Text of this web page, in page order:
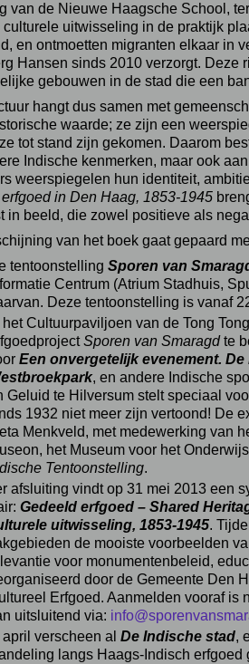
van de Nieuwe Haagsche School,
culturele uitwisseling in de praktijk
en ontmoetten migranten elkaar in
Hansen sinds 2010 verzorgt.
gebouwen in de stad die een
hangt dus samen met
waarde; ze zijn een
tot stand zijn gekomen. Daarom
Indische kenmerken, maar ook
weerspiegelen hun identiteit,
in Den Haag, 1853-1945
in beeld, die zowel positieve als
van het boek gaat gepaard
tentoonstelling Sporen van
Centrum (Atrium Stadhuis,
Deze tentoonstelling is vanaf
het Cultuurpaviljoen van de Tong
Sporen van Smaragdte
Een onvergetelijk evenement.
, en andere Indische
Geluid te Hilversum stelt speciaal
1932 niet meer zijn vertoond! De
Menkveld, met medewerking van
het Museum voor het
Tentoonstelling.
afsluiting vindt op 31 mei 2013 een
Gedeeld erfgoed – Shared
uitwisseling, 1853-1945.
de mooiste voorbeelden
voor monumentenbeleid,
door de Gemeente Den
Erfgoed. Aanmelden vooraf is
uitsluitend via:
april verscheen al De Indische stad,
langs Haags-Indisch